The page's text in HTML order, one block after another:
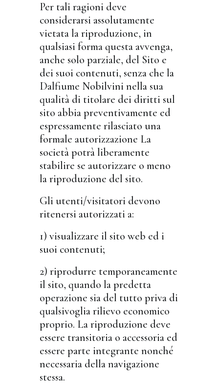
Per tali ragioni deve
considerarsi assolutamente
vietata la riproduzione, in
qualsiasi forma questa avvenga,
anche solo parziale, del Sito e
dei suoi contenuti, senza che la
Dalfiume Nobilvini nella sua
qualità di titolare dei diritti sul
sito abbia preventivamente ed
espressamente rilasciato una
formale autorizzazione La
società potrà liberamente
stabilire se autorizzare o meno
la riproduzione del sito.
Gli utenti/visitatori devono
ritenersi autorizzati a:
1) visualizzare il sito web ed i
suoi contenuti;
2) riprodurre temporaneamente
il sito, quando la predetta
operazione sia del tutto priva di
qualsivoglia rilievo economico
proprio. La riproduzione deve
essere transitoria o accessoria ed
essere parte integrante nonché
necessaria della navigazione
stessa.